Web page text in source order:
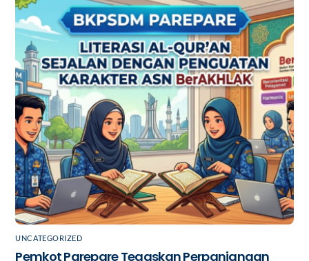
UNCATEGORIZED
Pemkot Parepare Tegaskan Perpanjangan